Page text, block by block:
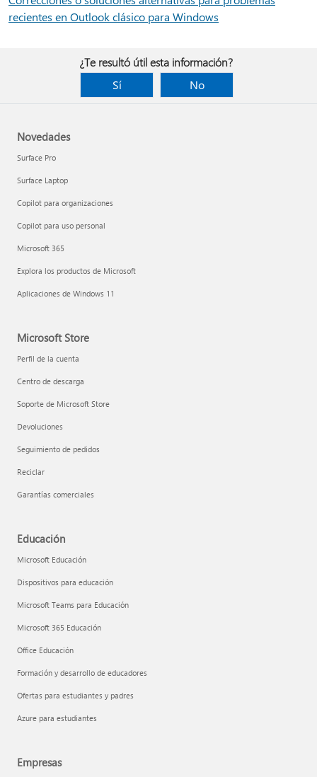
recientes en Outlook clásico para Windows
¿Te resultó útil esta información?
Sí
No
Novedades
Surface Pro
Surface Laptop
Copilot para organizaciones
Copilot para uso personal
Microsoft 365
Explora los productos de Microsoft
Aplicaciones de Windows 11
Microsoft Store
Perfil de la cuenta
Centro de descarga
Soporte de Microsoft Store
Devoluciones
Seguimiento de pedidos
Reciclar
Garantías comerciales
Educación
Microsoft Educación
Dispositivos para educación
Microsoft Teams para Educación
Microsoft 365 Educación
Office Educación
Formación y desarrollo de educadores
Ofertas para estudiantes y padres
Azure para estudiantes
Empresas